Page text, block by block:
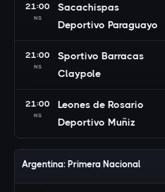
21:00
NS
Sacachispas
Deportivo Paraguayo
21:00
NS
Sportivo Barracas
Claypole
21:00
NS
Leones de Rosario
Deportivo Muñiz
Argentina: Primera Nacional